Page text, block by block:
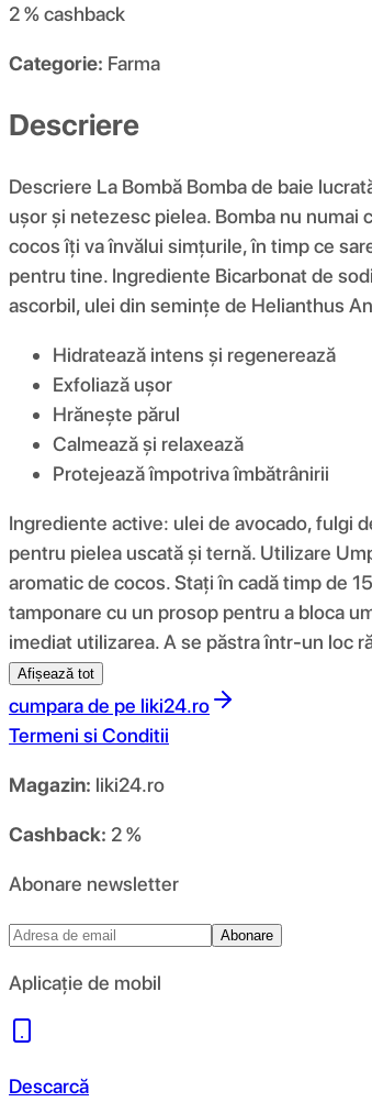
2 %cashback
Categorie: Farma
Descriere
Descriere La Bombă Bomba de baie
ușor și netezesc pielea. Bomba nu numai
cocos îți va învălui simțurile, în timp ce
pentru tine. Ingrediente Bicarbonat de
ascorbil, ulei din semințe de Helianthus
Hidratează intens și regenerează
Exfoliază ușor
Hrănește părul
Calmează și relaxează
Protejează împotriva îmbătrânirii
Ingrediente active: ulei de avocado, fulgi
pentru pielea uscată și ternă. Utilizare
aromatic de cocos. Stați în cadă timp de
tamponare cu un prosop pentru a bloca
imediat utilizarea. A se păstra într-un loc
Afișează tot
cumpara de pe liki24.ro
Termeni si Conditii
Magazin: liki24.ro
Cashback: 2 %
Abonare newsletter
Abonare
Aplicație de mobil
Descarcă